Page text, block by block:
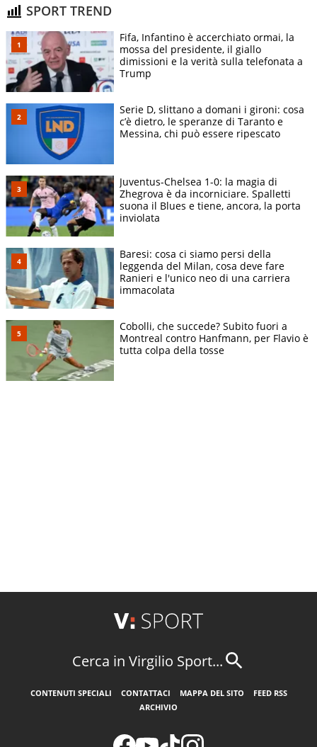
SPORT TREND
Fifa, Infantino è accerchiato ormai, la
mossa del presidente, il giallo
dimissioni e la verità sulla telefonata a
Trump
Serie D, slittano a domani i gironi: cosa
c’è dietro, le speranze di Taranto e
Messina, chi può essere ripescato
Juventus-Chelsea 1-0: la magia di
Zhegrova è da incorniciare. Spalletti
suona il Blues e tiene, ancora, la porta
inviolata
Baresi: cosa ci siamo persi della
leggenda del Milan, cosa deve fare
Ranieri e l'unico neo di una carriera
immacolata
Cobolli, che succede? Subito fuori a
Montreal contro Hanfmann, per Flavio è
tutta colpa della tosse
Cerca in Virgilio Sport...
CONTENUTI SPECIALI CONTATTACI MAPPA DEL SITO
FEED RSS
ARCHIVIO